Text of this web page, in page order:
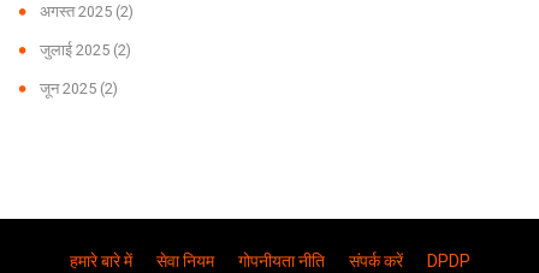
अगस्त 2025 (2)
जुलाई 2025 (2)
जून 2025 (2)
हमारे बारे में सेवा नियम गोपनीयता नीति संपर्क करें DPDP